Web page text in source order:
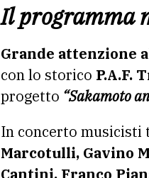
Il programma
Grande attenzione
con lo storico P.A.F.
progetto “Sakamoto
In concerto musicisti
Marcotulli, Gavino
Cantini, Franco